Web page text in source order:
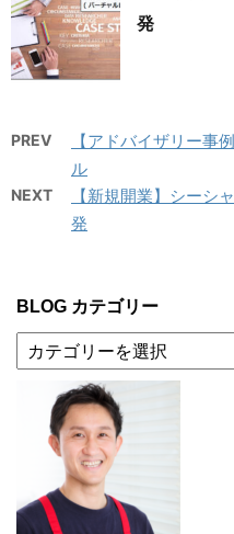
発
PREV
【アドバイザリー事
ル
NEXT
【新規開業】シーシ
発
BLOG カテゴリー